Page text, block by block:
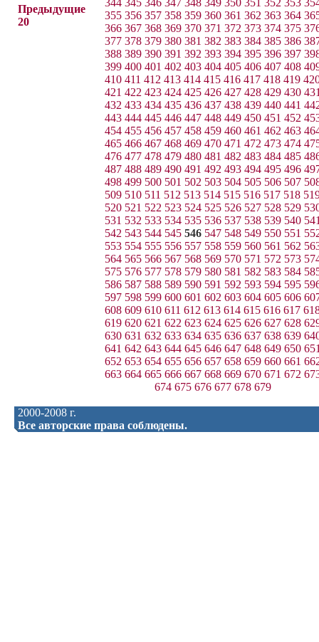
Предыдущие
20
344 345 346 347 348 349 350 351 352 353
355 356 357 358 359 360 361 362 363 364
366 367 368 369 370 371 372 373 374 375
377 378 379 380 381 382 383 384 385 386
388 389 390 391 392 393 394 395 396 397
399 400 401 402 403 404 405 406 407 408
410 411 412 413 414 415 416 417 418 419
421 422 423 424 425 426 427 428 429 430
432 433 434 435 436 437 438 439 440 441
443 444 445 446 447 448 449 450 451 452
454 455 456 457 458 459 460 461 462 463
465 466 467 468 469 470 471 472 473 474
476 477 478 479 480 481 482 483 484 485
487 488 489 490 491 492 493 494 495 496
498 499 500 501 502 503 504 505 506 507
509 510 511 512 513 514 515 516 517 518
520 521 522 523 524 525 526 527 528 529
531 532 533 534 535 536 537 538 539 540
542 543 544 545 546 547 548 549 550 551
553 554 555 556 557 558 559 560 561 562
564 565 566 567 568 569 570 571 572 573
575 576 577 578 579 580 581 582 583 584
586 587 588 589 590 591 592 593 594 595
597 598 599 600 601 602 603 604 605 606
608 609 610 611 612 613 614 615 616 617
619 620 621 622 623 624 625 626 627 628
630 631 632 633 634 635 636 637 638 639
641 642 643 644 645 646 647 648 649 650
652 653 654 655 656 657 658 659 660 661
663 664 665 666 667 668 669 670 671 672
674 675 676 677 678 679
2000-2008 г.
Все авторские права соблюдены.